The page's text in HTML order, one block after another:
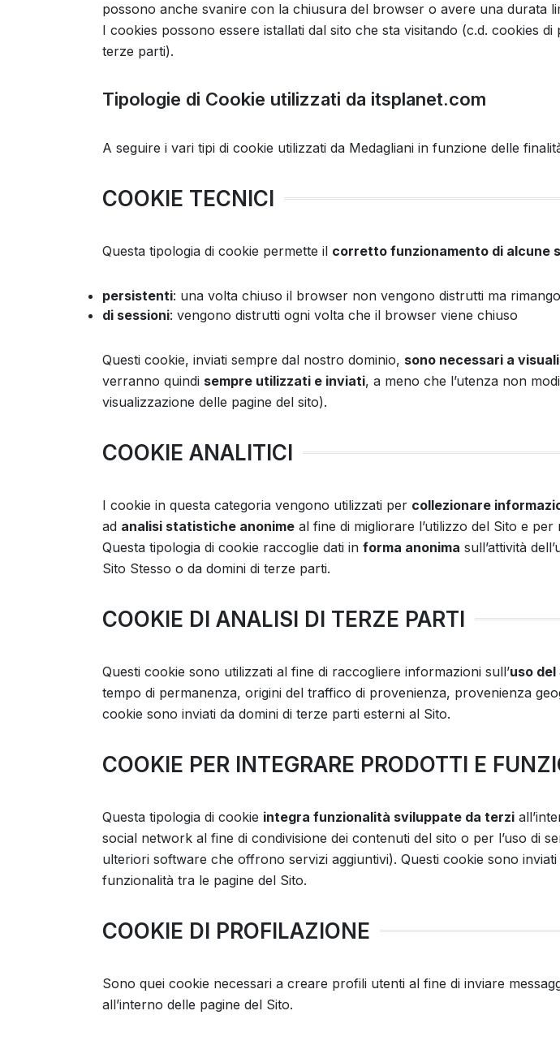
possono anche svanire con la chiusura del browser o avere una durata
I cookies possono essere istallati dal sito che sta visitando (c.d. cookies
terze parti).
Tipologie di Cookie utilizzati da itsplanet.com
A seguire i vari tipi di cookie utilizzati da Medagliani in funzione delle
COOKIE TECNICI
Questa tipologia di cookie permette il corretto funzionamento di alcune
persistenti: una volta chiuso il browser non vengono distrutti ma
di sessioni: vengono distrutti ogni volta che il browser viene chiuso
Questi cookie, inviati sempre dal nostro dominio, sono necessari a
verranno quindi sempre utilizzati e inviati, a meno che l’utenza non
visualizzazione delle pagine del sito).
COOKIE ANALITICI
I cookie in questa categoria vengono utilizzati per collezionare
ad analisi statistiche anonime al fine di migliorare l’utilizzo del Sito e
Questa tipologia di cookie raccoglie dati in forma anonima sull’attività
Sito Stesso o da domini di terze parti.
COOKIE DI ANALISI DI TERZE PARTI
Questi cookie sono utilizzati al fine di raccogliere informazioni sull’uso del
tempo di permanenza, origini del traffico di provenienza, provenienza
cookie sono inviati da domini di terze parti esterni al Sito.
COOKIE PER INTEGRARE PRODOTTI E
Questa tipologia di cookie integra funzionalità sviluppate da terzi
social network al fine di condivisione dei contenuti del sito o per l’uso di
ulteriori software che offrono servizi aggiuntivi). Questi cookie sono inviati
funzionalità tra le pagine del Sito.
COOKIE DI PROFILAZIONE
Sono quei cookie necessari a creare profili utenti al fine di inviare
all’interno delle pagine del Sito.